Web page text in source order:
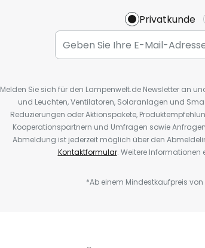
Privatkunde
Melden Sie sich für den Lampenwelt.de Newsletter an
und Leuchten, Ventilatoren, Solaranlagen und
Reduzierungen oder Aktionspakete,
Kooperationspartnern und Umfragen sowie
Abmeldung ist jederzeit möglich über den
Kontaktformular. Weitere Informationen
*Ab einem Mindestkaufpreis